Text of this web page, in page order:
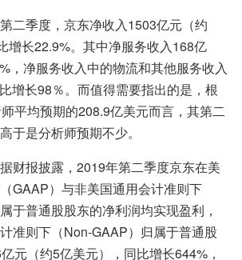
二季度，京东净收入1503亿元（约
增长22.9%。其中净服务收入168亿
，净服务收入中的物流和其他服务收入
增长98％。而值得需要指出的是，根
平均预期的208.9亿美元而言，其第二
于是分析师预期不少。
财报披露，2019年第二季度京东在美
GAAP）与非美国通用会计准则下
于普通股股东的净利润均实现盈利，
准则下（Non-GAAP）归属于普通股
元（约5亿美元），同比增长644%，